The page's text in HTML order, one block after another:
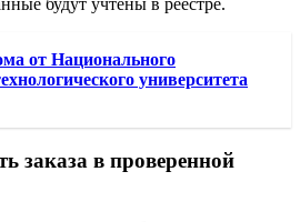
будут учтены в реестре.
от Национального
университета
заказа в проверенной